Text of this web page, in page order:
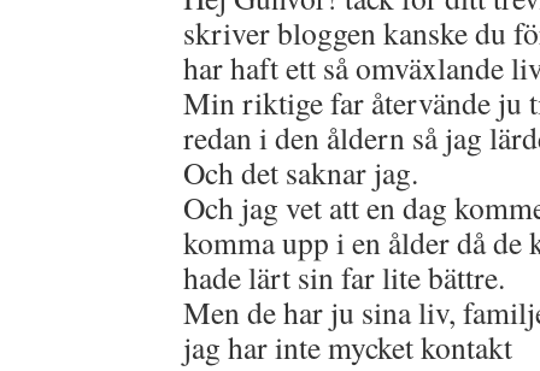
skriver bloggen kanske du
har haft ett så omväxlande
Min riktige far återvände ju
redan i den åldern så jag
Och det saknar jag.
Och jag vet att en dag
komma upp i en ålder då de
hade lärt sin far lite bättre.
Men de har ju sina liv,
jag har inte mycket kontakt